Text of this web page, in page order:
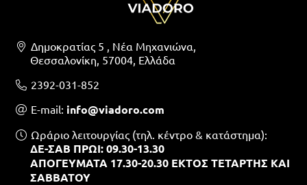
Δημοκρατίας 5 , Νέα Μηχανιώνα,
Θεσσαλονίκη, 57004, Ελλάδα
2392-031-852
Ε-mail: info@viadoro.com
Ωράριο λειτουργίας (τηλ. κέντρο & κατάστημα):
ΔΕ-ΣΑΒ ΠΡΩΙ: 09.30-13.30
ΑΠΟΓΕΥΜΑΤΑ 17.30-20.30 ΕΚΤΟΣ ΤΕΤΑΡΤΗΣ ΚΑΙ
ΣΑΒΒΑΤΟΥ